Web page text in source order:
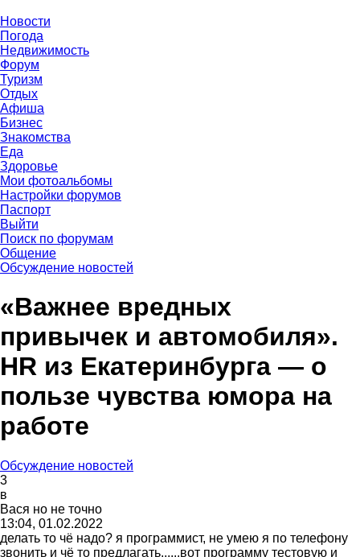
Новости
Погода
Недвижимость
Форум
Туризм
Отдых
Афиша
Бизнес
Знакомства
Еда
Здоровье
Мои фотоальбомы
Настройки форумов
Паспорт
Выйти
Поиск по форумам
Общение
Обсуждение новостей
«Важнее вредных
привычек и автомобиля».
HR из Екатеринбурга — о
пользе чувства юмора на
работе
Обсуждение новостей
3
в
Вася но не точно
13:04, 01.02.2022
делать то чё надо? я программист, не умею я по телефону
звонить и чё то предлагать......вот программу тестовую и